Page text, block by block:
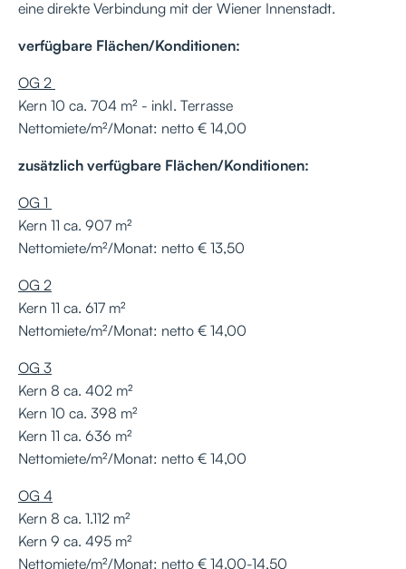
eine direkte Verbindung mit der Wiener Innenstadt.
verfügbare Flächen/Konditionen:
OG 2
Kern 10 ca. 704 m² - inkl. Terrasse
Nettomiete/m²/Monat: netto € 14,00
zusätzlich verfügbare Flächen/Konditionen:
OG 1
Kern 11 ca. 907 m²
Nettomiete/m²/Monat: netto € 13,50
OG 2
Kern 11 ca. 617 m²
Nettomiete/m²/Monat: netto € 14,00
OG 3
Kern 8 ca. 402 m²
Kern 10 ca. 398 m²
Kern 11 ca. 636 m²
Nettomiete/m²/Monat: netto € 14,00
OG 4
Kern 8 ca. 1.112 m²
Kern 9 ca. 495 m²
Nettomiete/m²/Monat: netto € 14,00-14,50